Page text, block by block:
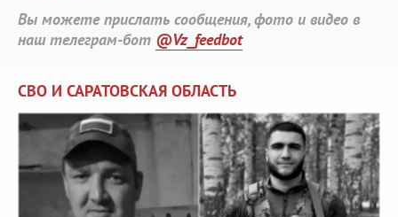
Вы можете прислать сообщения, фото и видео в
наш телеграм-бот @Vz_feedbot
СВО И САРАТОВСКАЯ ОБЛАСТЬ